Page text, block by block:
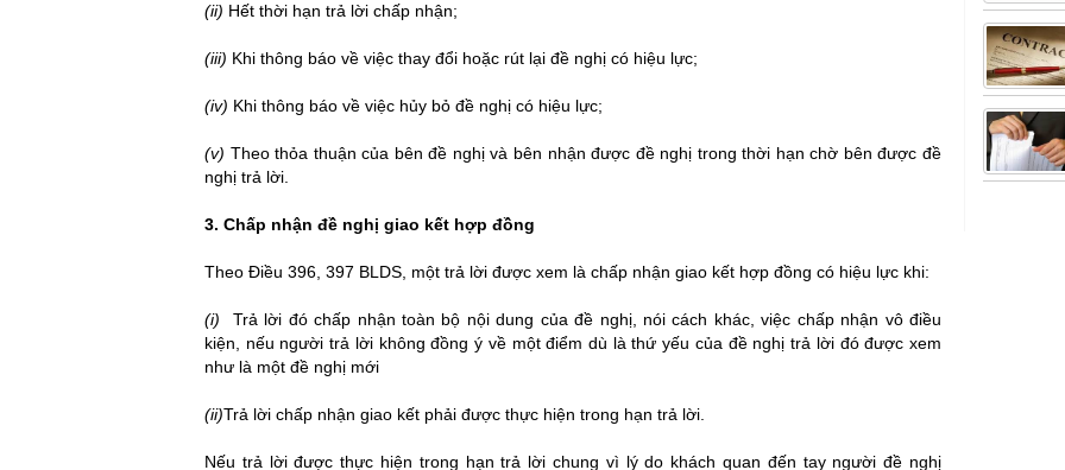
(ii) Hết thời hạn trả lời chấp nhận;
(iii) Khi thông báo về việc thay đổi hoặc rút lại đề nghị có hiệu lực;
(iv) Khi thông báo về việc hủy bỏ đề nghị có hiệu lực;
(v) Theo thỏa thuận của bên đề nghị và bên nhận được đề nghị trong thời hạn chờ bên được đề
nghị trả lời.
3. Chấp nhận đề nghị giao kết hợp đồng
Theo Điều 396, 397 BLDS, một trả lời được xem là chấp nhận giao kết hợp đồng có hiệu lực khi:
(i) Trả lời đó chấp nhận toàn bộ nội dung của đề nghị, nói cách khác, việc chấp nhận vô điều
kiện, nếu người trả lời không đồng ý về một điểm dù là thứ yếu của đề nghị trả lời đó được xem
như là một đề nghị mới
(ii)Trả lời chấp nhận giao kết phải được thực hiện trong hạn trả lời.
Nếu trả lời được thực hiện trong hạn trả lời chung vì lý do khách quan đến tay người đề nghị